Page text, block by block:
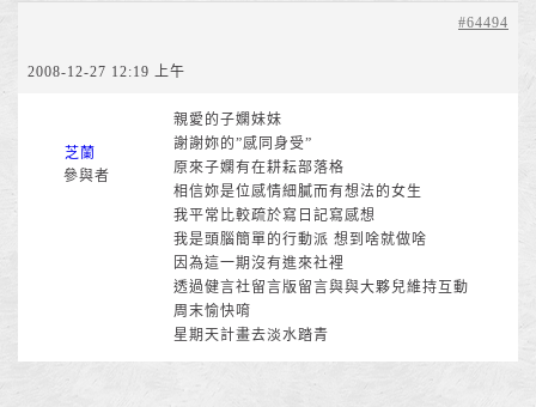
2008-12-27 12:19 上午
#64494
芝蘭
參與者
親愛的子嫻妹妹
謝謝妳的”感同身受”
原來子嫻有在耕耘部落格
相信妳是位感情細膩而有想法的女生
我平常比較疏於寫日記寫感想
我是頭腦簡單的行動派 想到啥就做啥
因為這一期沒有進來社裡
透過健言社留言版留言與與大夥兒維持互動
周末愉快唷
星期天計畫去淡水踏青